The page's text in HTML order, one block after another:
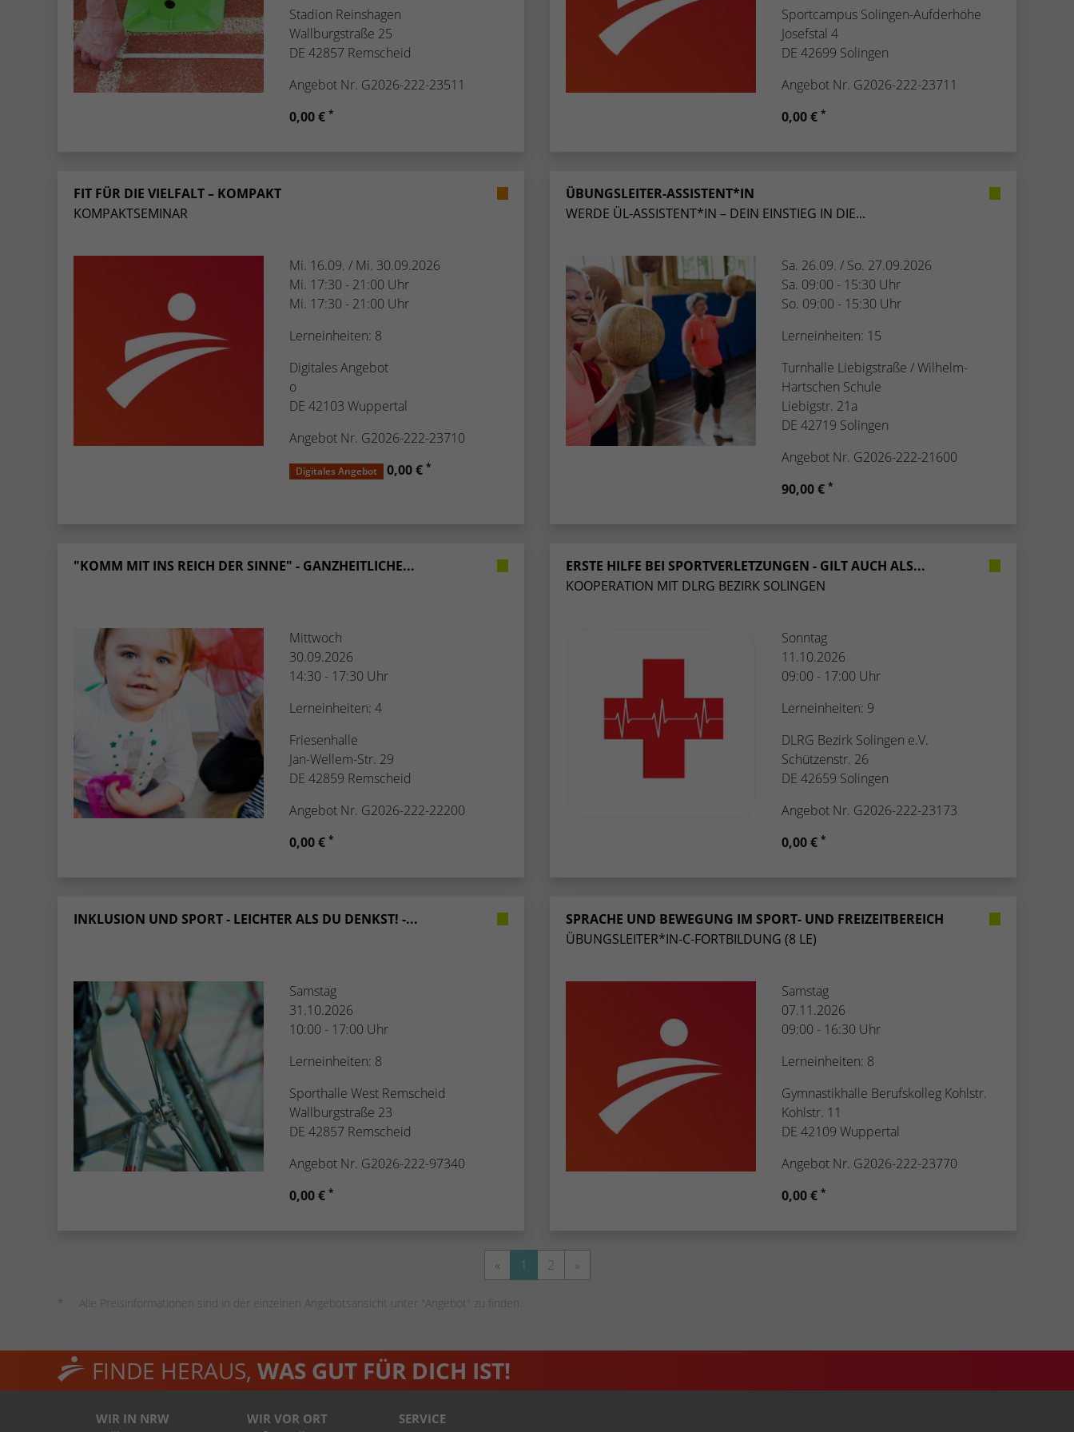
Stadion Reinshagen
Wallburgstraße 25
DE 42857 Remscheid
Angebot Nr. G2026-222-23511
0,00 € *
Sportcampus Solingen-Aufderhöhe
Josefstal 4
DE 42699 Solingen
Angebot Nr. G2026-222-23711
0,00 € *
FIT FÜR DIE VIELFALT – KOMPAKT
KOMPAKTSEMINAR
Mi. 16.09. / Mi. 30.09.2026
Mi. 17:30 - 21:00 Uhr
Mi. 17:30 - 21:00 Uhr
Lerneinheiten: 8
Digitales Angebot
o
DE 42103 Wuppertal
Angebot Nr. G2026-222-23710
Digitales Angebot 0,00 € *
ÜBUNGSLEITER-ASSISTENT*IN
WERDE ÜL-ASSISTENT*IN – DEIN EINSTIEG IN DIE...
Sa. 26.09. / So. 27.09.2026
Sa. 09:00 - 15:30 Uhr
So. 09:00 - 15:30 Uhr
Lerneinheiten: 15
Turnhalle Liebigstraße / Wilhelm-
Hartschen Schule
Liebigstr. 21a
DE 42719 Solingen
Angebot Nr. G2026-222-21600
90,00 € *
"KOMM MIT INS REICH DER SINNE" - GANZHEITLICHE...
Mittwoch
30.09.2026
14:30 - 17:30 Uhr
Lerneinheiten: 4
Friesenhalle
Jan-Wellem-Str. 29
DE 42859 Remscheid
Angebot Nr. G2026-222-22200
0,00 € *
ERSTE HILFE BEI SPORTVERLETZUNGEN - GILT AUCH ALS...
KOOPERATION MIT DLRG BEZIRK SOLINGEN
Sonntag
11.10.2026
09:00 - 17:00 Uhr
Lerneinheiten: 9
DLRG Bezirk Solingen e.V.
Schützenstr. 26
DE 42659 Solingen
Angebot Nr. G2026-222-23173
0,00 € *
INKLUSION UND SPORT - LEICHTER ALS DU DENKST! -...
Samstag
31.10.2026
10:00 - 17:00 Uhr
Lerneinheiten: 8
Sporthalle West Remscheid
Wallburgstraße 23
DE 42857 Remscheid
Angebot Nr. G2026-222-97340
0,00 € *
SPRACHE UND BEWEGUNG IM SPORT- UND FREIZEITBEREICH
ÜBUNGSLEITER*IN-C-FORTBILDUNG (8 LE)
Samstag
07.11.2026
09:00 - 16:30 Uhr
Lerneinheiten: 8
Gymnastikhalle Berufskolleg Kohlstr.
Kohlstr. 11
DE 42109 Wuppertal
Angebot Nr. G2026-222-23770
0,00 € *
« 1 2 »
Alle Preisinformationen sind in der einzelnen Angebotsansicht unter "Angebot" zu finden.
FINDE HERAUS, WAS GUT FÜR DICH IST!
WIR IN NRW
WIR VOR ORT
SERVICE
Name
Anbieter
Laufzeit 1 Minute